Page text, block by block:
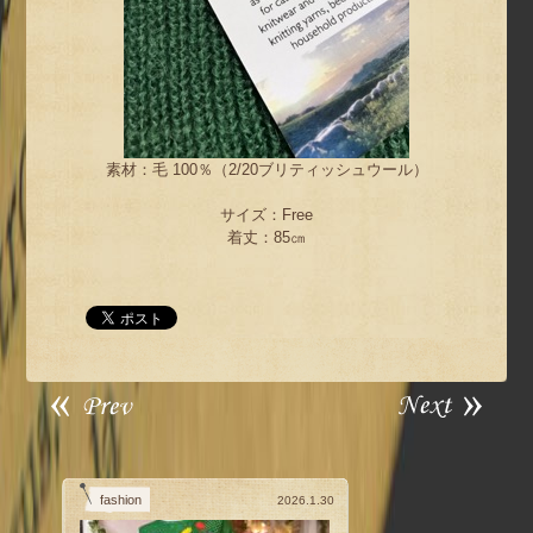
素材：毛 100％（2/20ブリティッシュウール）
サイズ：Free
着丈：85㎝
fashion 2026.1.30